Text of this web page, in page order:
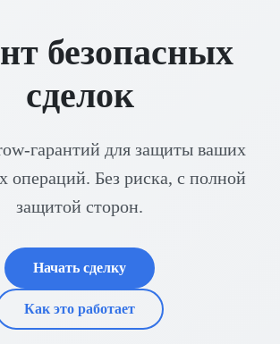
безопасных
сделок
гарантий для защиты ваших
операций. Без риска, с полной
защитой сторон.
Начать сделку
Как это работает